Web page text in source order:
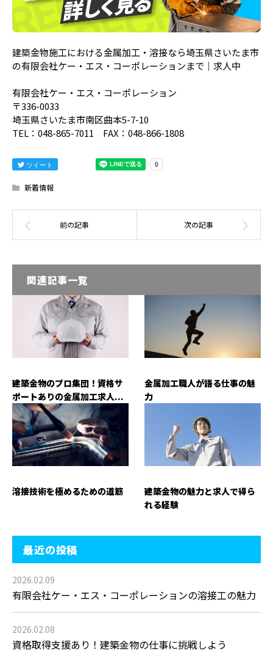
建築金物施工における金属加工・溶接なら埼玉県さいたま市
の有限会社ケー・エス・コーポレーションまで｜求人中
有限会社ケー・エス・コーポレーション
〒336-0033
埼玉県さいたま市南区曲本5-7-10
TEL：048-865-7011 FAX：048-866-1808
ツイート
新着情報
関連記事一覧
建築金物のプロ集団！資格サ
ポートありの金属加工求人...
金属加工職人が語る仕事の魅
力
溶接技術を極めるための道筋
建築金物の魅力と求人で得ら
れる経験
最近の投稿
2026.02.09
有限会社ケー・エス・コーポレーションの溶接工の魅力
2026.02.08
資格取得支援あり！建築金物の仕事に挑戦しよう